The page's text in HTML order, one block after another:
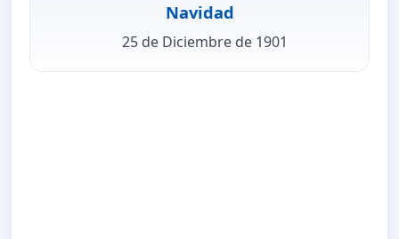
Navidad
25 de Diciembre de 1901